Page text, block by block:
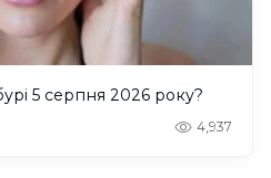
5 серпня 2026 року?
4,937